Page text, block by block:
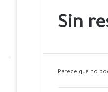
Sin
Parece que no